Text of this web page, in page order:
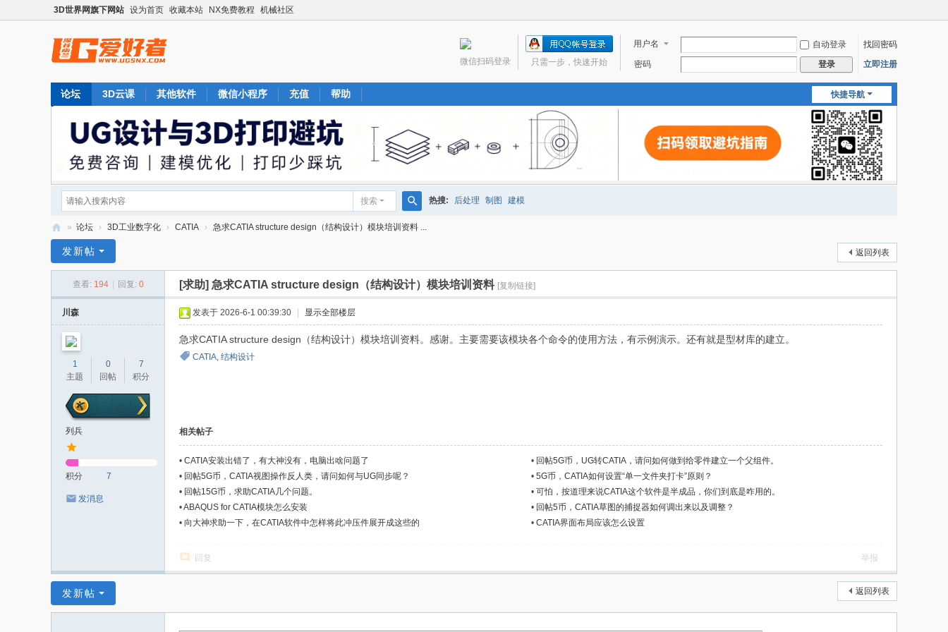
3D世界网旗下网站 设为首页 收藏本站 NX免费教程 机械社区
用户名 自动登录
找回密码
密码
登录 立即注册
只需一步，快速开始
微信扫码登录
快捷导航
论坛 3D云课 其他软件 微信小程序 充值 帮助
搜索
搜
热搜: 后处理 制图 建模
G
» 论坛 › 3D工业数字化 › CATIA › 急求CATIA structure design（结构设计）模块培训资料 ...
返回列表
发新帖
查看: 194 回复: 0 [求助] 急求CATIA structure design（结构设计）模块培训资料 [复制链接]
川森
1
主题
0
回帖
7
积分
列兵
积分 7
发消息
发表于 2026-6-1 00:39:30 显示全部楼层
急求CATIA structure design（结构设计）模块培训资料。感谢。主要需要该模块各个命令的使用方法，有示例演示。还有就是型材库的建立。
CATIA, 结构设计
相关帖子
• CATIA安装出错了，有大神没有，电脑出啥问题了 • 回帖5G币，UG转CATIA，请问如何做到给零件建立一个父组件。
• 回帖5G币，CATIA视图操作反人类，请问如何与UG同步呢？ • 5G币，CATIA如何设置“单一文件夹打卡”原则？
• 回帖15G币，求助CATIA几个问题。 • 可怕，按道理来说CATIA这个软件是半成品，你们到底是咋用的。
•ABAQUS for CATIA模块怎么安装 • 回帖5币，CATIA草图的捕捉器如何调出来以及调整？
• 向大神求助一下，在CATIA软件中怎样将此冲压件展开成这些的 • CATIA界面布局应该怎么设置
回复 举报
返回列表
发新帖